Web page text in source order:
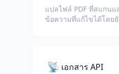
แปลไฟล์ PDF ที่สแกนแ
ข้อความที่แก้ไขได้โดย
📡 เอกสาร API